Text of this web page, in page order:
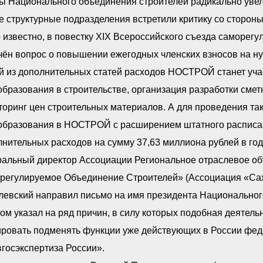
структурные подразделения встретили критику со
известно, в повестку XIX Всероссийского съезда
вопрос о повышении ежегодных членских взносов на
из дополнительных статей расходов НОСТРОЙ станет
в строительстве, организация разработки
цен строительных материалов. А для проведения
в НОСТРОЙ с расширением штатного
расходов на сумму 37,63 миллиона рублей в
директор Ассоциации Региональное отраслевое
Объединение Строителей» (Ассоциация
направил письмо на имя президента
указал на ряд причин, в силу которых подобная
подменять функции уже действующих в России
России».